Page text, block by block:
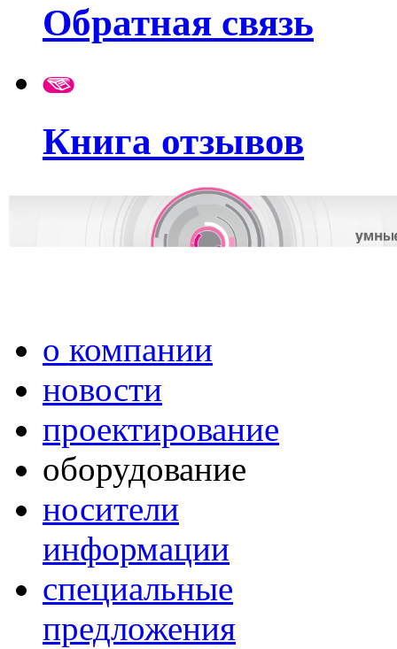
Обратная связь
Книга отзывов
о компании
новости
проектирование
оборудование
носители
информации
специальные
предложения